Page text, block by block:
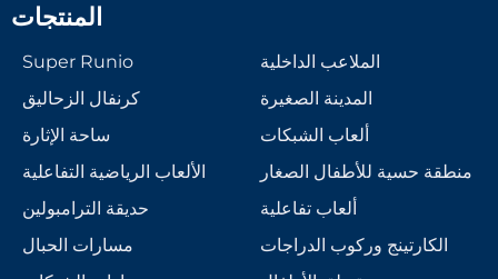
المنتجات
Super Runio
كرنفال الزحاليق
ساحة الإثارة
الألعاب الرياضية التفاعلية
حديقة الترامبولين
مسارات الحبال
الملاعب الداخلية
المدينة الصغيرة
ألعاب الشبكات
منطقة حسية للأطفال الصغار
ألعاب تفاعلية
الكارتينج وركوب الدراجات